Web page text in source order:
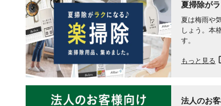
夏掃除が
夏は梅雨や
しょう。本
す。
もっと見る
法人のお